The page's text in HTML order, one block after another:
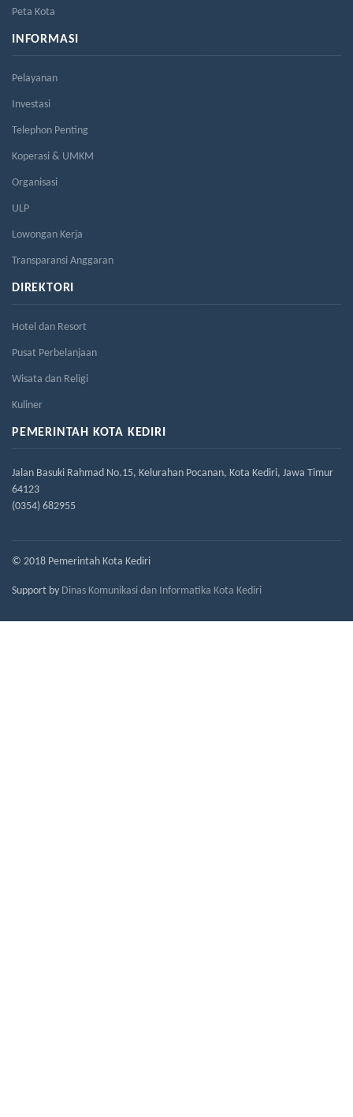
Peta Kota
INFORMASI
Pelayanan
Investasi
Telephon Penting
Koperasi & UMKM
Organisasi
ULP
Lowongan Kerja
Transparansi Anggaran
DIREKTORI
Hotel dan Resort
Pusat Perbelanjaan
Wisata dan Religi
Kuliner
PEMERINTAH KOTA KEDIRI
Jalan Basuki Rahmad No.15, Kelurahan Pocanan, Kota Kediri, Jawa Timur
64123
(0354) 682955
© 2018 Pemerintah Kota Kediri
Support by Dinas Komunikasi dan Informatika Kota Kediri